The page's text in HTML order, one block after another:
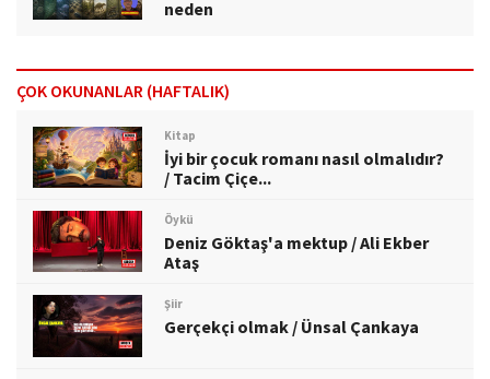
neden
ÇOK OKUNANLAR (HAFTALIK)
Kitap
İyi bir çocuk romanı nasıl olmalıdır?
/ Tacim Çiçe...
Öykü
Deniz Göktaş'a mektup / Ali Ekber
Ataş
Şiir
Gerçekçi olmak / Ünsal Çankaya